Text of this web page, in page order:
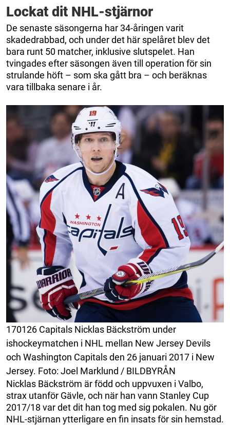
Lockat dit NHL-stjärnor
De senaste säsongerna har 34-åringen varit
skadedrabbad, och under det här spelåret blev det
bara runt 50 matcher, inklusive slutspelet. Han
tvingades efter säsongen även till operation för sin
strulande höft – som ska gått bra – och beräknas
vara tillbaka senare i år.
170126 Capitals Nicklas Bäckström under
ishockeymatchen i NHL mellan New Jersey Devils
och Washington Capitals den 26 januari 2017 i New
Jersey. Foto: Joel Marklund / BILDBYRÅN
Nicklas Bäckström är född och uppvuxen i Valbo,
strax utanför Gävle, och när han vann Stanley Cup
2017/18 var det dit han tog med sig pokalen. Nu gör
NHL-stjärnan ytterligare en fin insats för sin hemstad.